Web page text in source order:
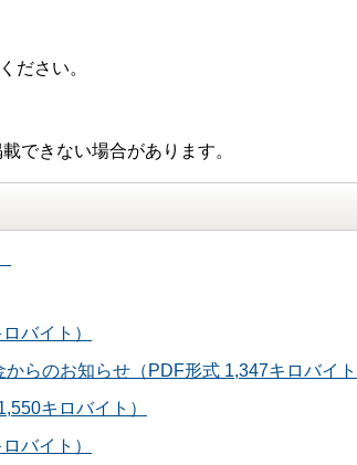
ださい。
できない場合があります。
バイト）
らのお知らせ（PDF形式 1,347キロバイト
キロバイト）
バイト）